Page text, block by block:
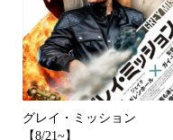
グレイ・ミッション
【8/21~】